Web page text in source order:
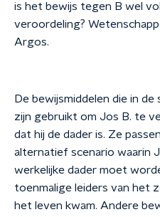
is het bewijs tegen B wel
veroordeling?
Argos.
De bewijsmiddelen die in
zijn gebruikt om Jos B. te
dat hij de dader is. Ze
alternatief scenario waarin
werkelijke dader moet
toenmalige leiders van het
het leven kwam. Andere